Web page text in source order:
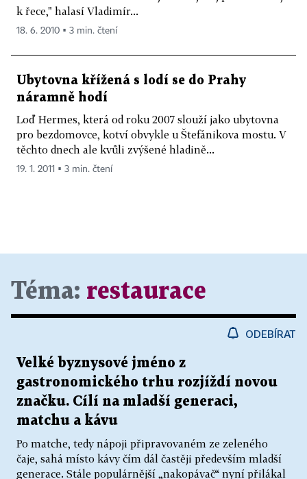
k řece," halasí Vladimír...
18. 6. 2010 ▪ 3 min. čtení
Ubytovna křížená s lodí se do Prahy
náramně hodí
Loď Hermes, která od roku 2007 slouží jako ubytovna
pro bezdomovce, kotví obvykle u Štefánikova mostu. V
těchto dnech ale kvůli zvýšené hladině...
19. 1. 2011 ▪ 3 min. čtení
Téma: restaurace
ODEBÍRAT
Velké byznysové jméno z
gastronomického trhu rozjíždí novou
značku. Cílí na mladší generaci,
matchu a kávu
Po matche, tedy nápoji připravovaném ze zeleného
čaje, sahá místo kávy čím dál častěji především mladší
generace. Stále populárnější „nakopávač“ nyní přilákal